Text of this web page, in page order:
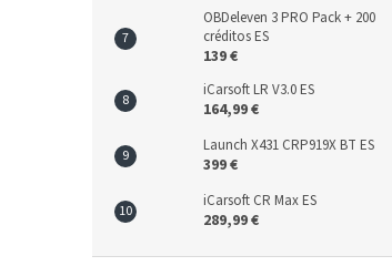
OBDeleven 3 PRO Pack + 200
créditos ES
139 €
iCarsoft LR V3.0 ES
164,99 €
Launch X431 CRP919X BT ES
399 €
iCarsoft CR Max ES
289,99 €